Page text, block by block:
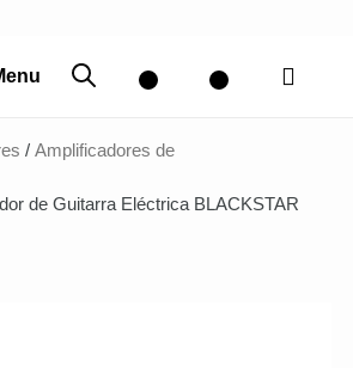
/ Amplificadores de
de Guitarra Eléctrica BLACKSTAR